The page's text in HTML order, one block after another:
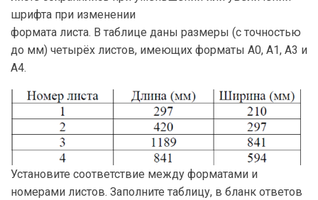
шрифта при изменении
формата листа. В таблице даны размеры (с точностью
до мм) четырёх листов, имеющих форматы А0, А1, А3 и
А4.
Установите соответствие между форматами и
номерами листов. Заполните таблицу, в бланк ответов